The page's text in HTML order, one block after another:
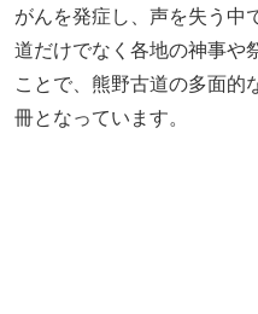
がんを発症し、声を失う中
道だけでなく各地の神事や
ことで、熊野古道の多面的
冊となっています。